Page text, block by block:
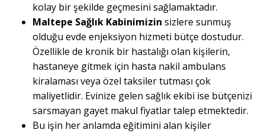
kolay bir şekilde geçmesini sağlamaktadır.
Maltepe Sağlık Kabinimizin sizlere sunmuş
olduğu evde enjeksiyon hizmeti bütçe dostudur.
Özellikle de kronik bir hastalığı olan kişilerin,
hastaneye gitmek için hasta nakil ambulans
kiralaması veya özel taksiler tutması çok
maliyetlidir. Evinize gelen sağlık ekibi ise bütçenizi
sarsmayan gayet makul fiyatlar talep etmektedir.
Bu işin her anlamda eğitimini alan kişiler